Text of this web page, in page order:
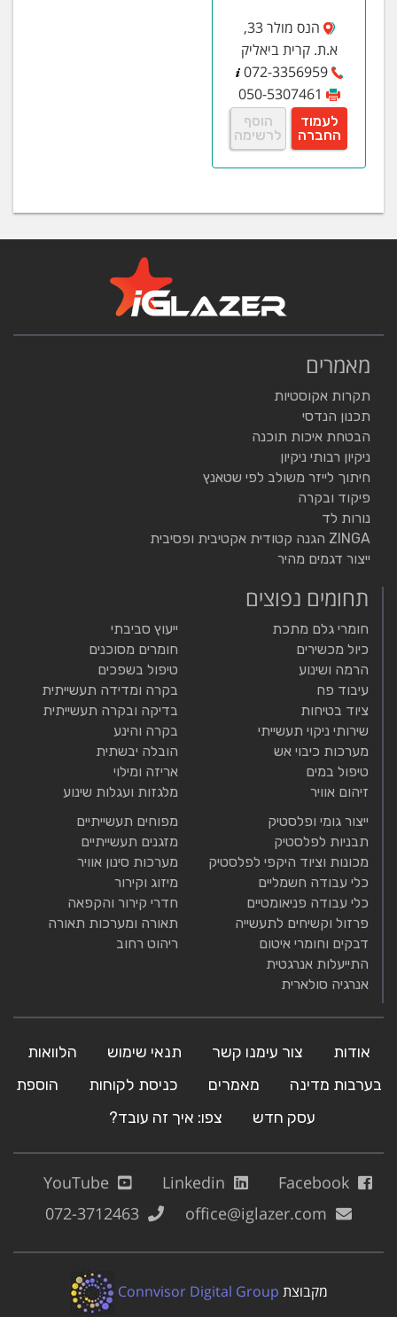
הנס מולר 33,
א.ת. קרית ביאליק
072-3356959
050-5307461
לעמוד
החברה
הוסף
לרשימה
מאמרים
תקרות אקוסטיות
תכנון הנדסי
הבטחת איכות תוכנה
ניקיון רבותי ניקיון
חיתוך לייזר משולב לפי שטאנץ
פיקוד ובקרה
נורות לד
ZINGA הגנה קטודית אקטיבית ופסיבית
ייצור דגמים מהיר
תחומים נפוצים
חומרי גלם מתכת
כיול מכשירים
הרמה ושינוע
עיבוד פח
ציוד בטיחות
שירותי ניקוי תעשייתי
מערכות כיבוי אש
טיפול במים
זיהום אוויר
ייעוץ סביבתי
חומרים מסוכנים
טיפול בשפכים
בקרה ומדידה תעשייתית
בדיקה ובקרה תעשייתית
בקרה והינע
הובלה יבשתית
אריזה ומילוי
מלגזות ועגלות שינוע
ייצור גומי ופלסטיק
תבניות לפלסטיק
מכונות וציוד היקפי לפלסטיק
כלי עבודה חשמליים
כלי עבודה פניאומטיים
פרזול וקשיחים לתעשייה
דבקים וחומרי איטום
התייעלות אנרגטית
אנרגיה סולארית
מפוחים תעשייתיים
מזגנים תעשייתיים
מערכות סינון אוויר
מיזוג וקירור
חדרי קירור והקפאה
תאורה ומערכות תאורה
ריהוט רחוב
אודות צור עימנו קשר תנאי שימוש
הלוואות
בערבות מדינה
מאמרים כניסת לקוחות
הוספת
עסק חדש
צפו: איך זה עובד?
Facebook
מקבוצת Connvisor Digital Group